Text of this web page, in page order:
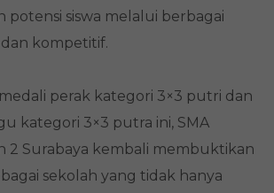
potensi siswa melalui berbagai
kompetitif.
perak kategori 3×3 putri dan
kategori 3×3 putra ini, SMA
2 Surabaya kembali membuktikan
sekolah yang tidak hanya